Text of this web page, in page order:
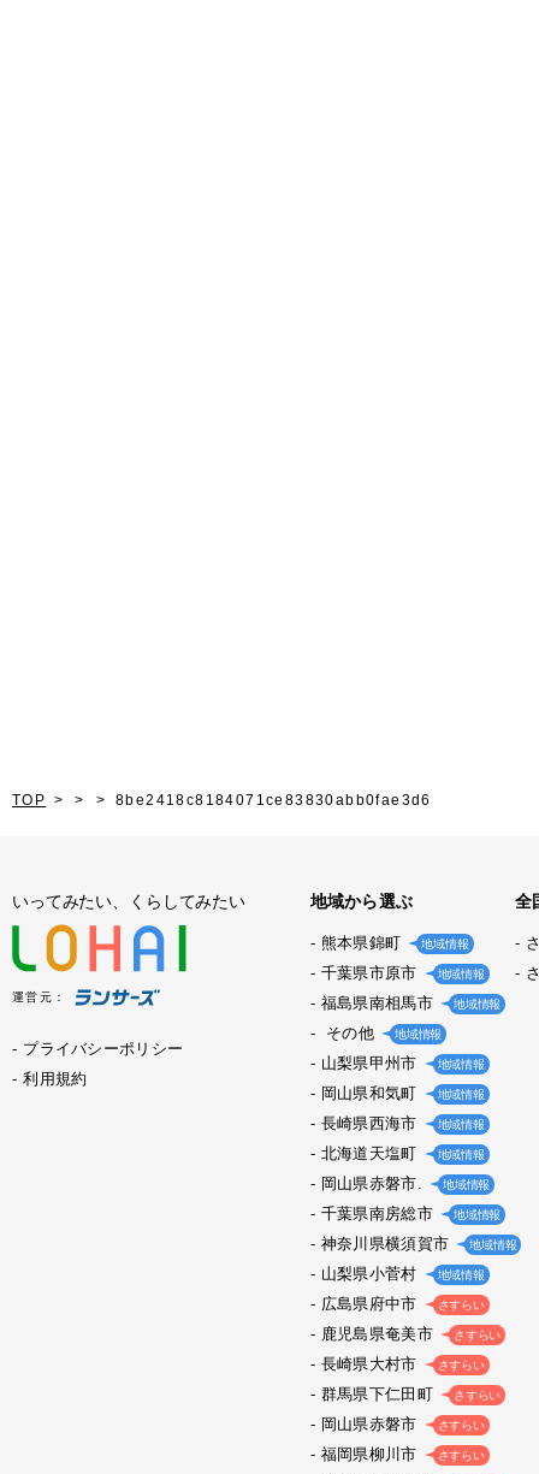
TOP 8be2418c8184071ce83830abb0fae3d6
いってみたい、くらしてみたい
運営元：
プライバシーポリシー
利用規約
地域から選ぶ
熊本県錦町 地域情報
千葉県市原市 地域情報
福島県南相馬市 地域情報
その他 地域情報
山梨県甲州市 地域情報
岡山県和気町 地域情報
長崎県西海市 地域情報
北海道天塩町 地域情報
岡山県赤磐市. 地域情報
千葉県南房総市 地域情報
神奈川県横須賀市 地域情報
山梨県小菅村 地域情報
広島県府中市 さすらい
鹿児島県奄美市 さすらい
長崎県大村市 さすらい
群馬県下仁田町 さすらい
岡山県赤磐市 さすらい
福岡県柳川市 さすらい
全